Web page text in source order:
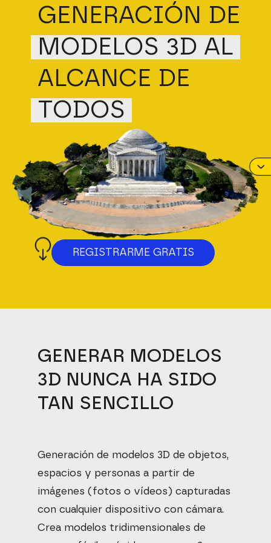
TODOS
REGISTRARME GRATIS
GENERAR MODELOS
3D NUNCA HA SIDO
TAN SENCILLO
Generación de modelos 3D de objetos,
espacios y personas a partir de
imágenes (fotos o vídeos) capturadas
con cualquier dispositivo con cámara.
Crea modelos tridimensionales de